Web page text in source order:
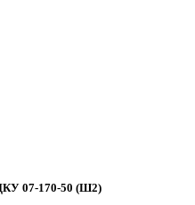
07-170-50 (Ш2)